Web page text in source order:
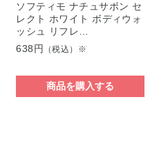
ソフティモ ナチュサボン セ
レクト ホワイト ボディウォ
ッシュ リフレ…
638円
（税込）※
商品を購入する